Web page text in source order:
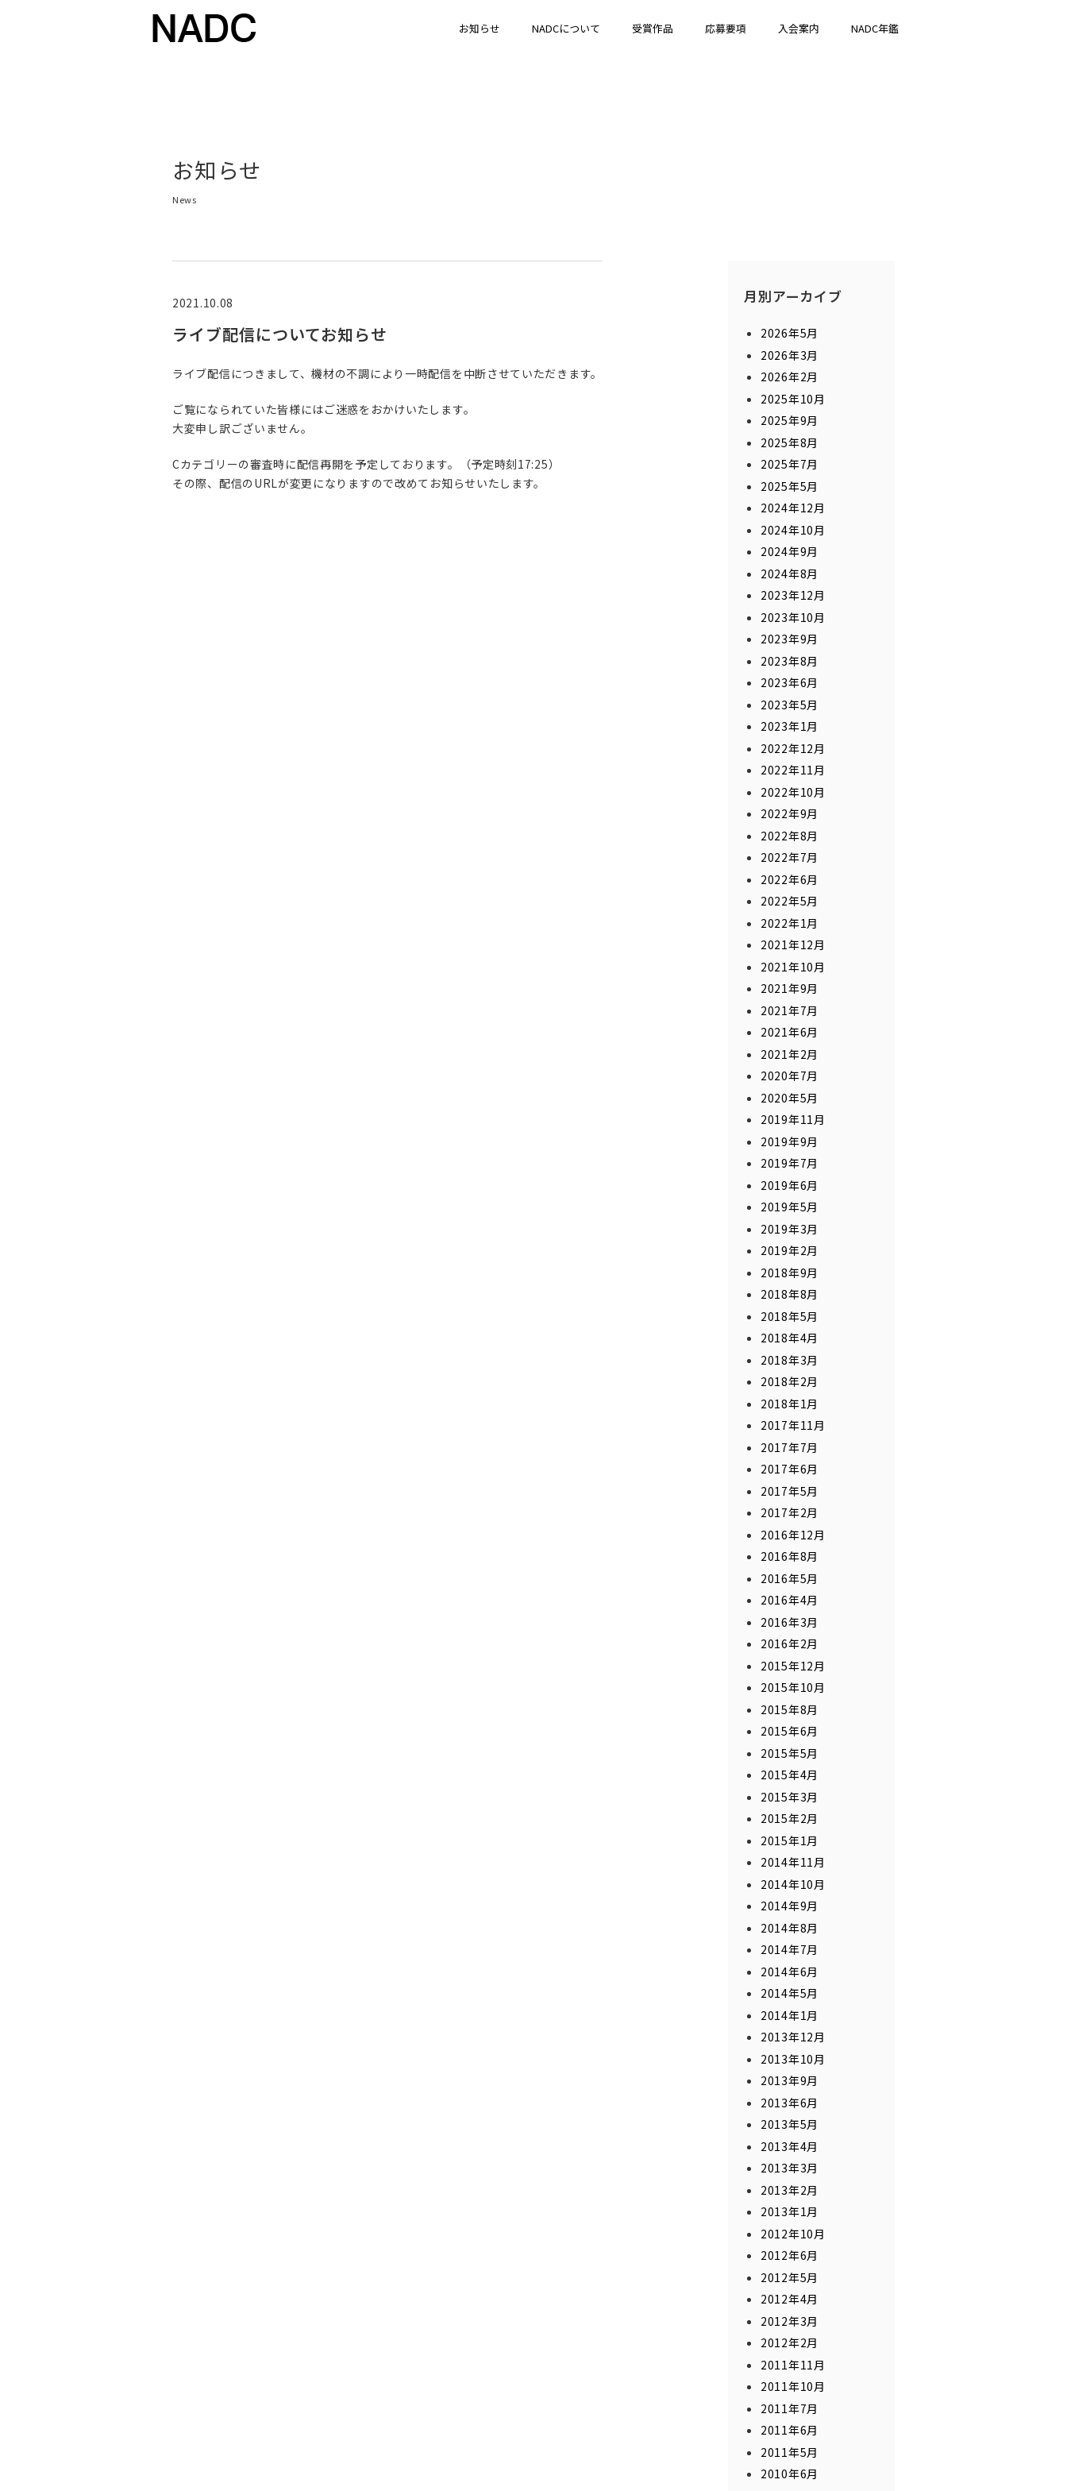
お知らせ NADCについて 受賞作品 応募要項 入会案内 NADC年鑑
お知らせ
News
2021.10.08
ライブ配信についてお知らせ
ライブ配信につきまして、機材の不調により一時配信を中断させていただきます。
ご覧になられていた皆様にはご迷惑をおかけいたします。
大変申し訳ございません。
Cカテゴリーの審査時に配信再開を予定しております。（予定時刻17:25）
その際、配信のURLが変更になりますので改めてお知らせいたします。
月別アーカイブ
2026年5月
2026年3月
2026年2月
2025年10月
2025年9月
2025年8月
2025年7月
2025年5月
2024年12月
2024年10月
2024年9月
2024年8月
2023年12月
2023年10月
2023年9月
2023年8月
2023年6月
2023年5月
2023年1月
2022年12月
2022年11月
2022年10月
2022年9月
2022年8月
2022年7月
2022年6月
2022年5月
2022年1月
2021年12月
2021年10月
2021年9月
2021年7月
2021年6月
2021年2月
2020年7月
2020年5月
2019年11月
2019年9月
2019年7月
2019年6月
2019年5月
2019年3月
2019年2月
2018年9月
2018年8月
2018年5月
2018年4月
2018年3月
2018年2月
2018年1月
2017年11月
2017年7月
2017年6月
2017年5月
2017年2月
2016年12月
2016年8月
2016年5月
2016年4月
2016年3月
2016年2月
2015年12月
2015年10月
2015年8月
2015年6月
2015年5月
2015年4月
2015年3月
2015年2月
2015年1月
2014年11月
2014年10月
2014年9月
2014年8月
2014年7月
2014年6月
2014年5月
2014年1月
2013年12月
2013年10月
2013年9月
2013年6月
2013年5月
2013年4月
2013年3月
2013年2月
2013年1月
2012年10月
2012年6月
2012年5月
2012年4月
2012年3月
2012年2月
2011年11月
2011年10月
2011年7月
2011年6月
2011年5月
2010年6月